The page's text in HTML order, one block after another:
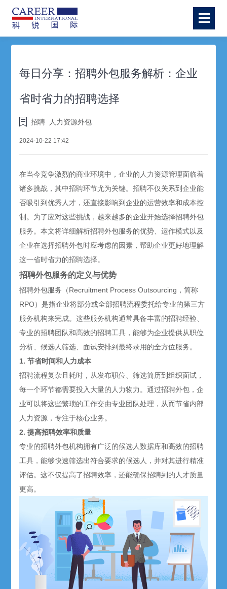
每日分享：招聘外包服务解析：企业
省时省力的招聘选择
招聘 人力资源外包
2024-10-22 17:42
在当今竞争激烈的商业环境中，企业的人力资源管理面临着
诸多挑战，其中招聘环节尤为关键。招聘不仅关系到企业能
否吸引到优秀人才，还直接影响到企业的运营效率和成本控
制。为了应对这些挑战，越来越多的企业开始选择招聘外包
服务。本文将详细解析招聘外包服务的优势、运作模式以及
企业在选择招聘外包时应考虑的因素，帮助企业更好地理解
这一省时省力的招聘选择。
招聘外包服务的定义与优势
招聘外包服务（Recruitment Process Outsourcing，简称
RPO）是指企业将部分或全部招聘流程委托给专业的第三方
服务机构来完成。这些服务机构通常具备丰富的招聘经验、
专业的招聘团队和高效的招聘工具，能够为企业提供从职位
分析、候选人筛选、面试安排到最终录用的全方位服务。
1. 节省时间和人力成本
招聘流程复杂且耗时，从发布职位、筛选简历到组织面试，
每一个环节都需要投入大量的人力物力。通过招聘外包，企
业可以将这些繁琐的工作交由专业团队处理，从而节省内部
人力资源，专注于核心业务。
2. 提高招聘效率和质量
专业的招聘外包机构拥有广泛的候选人数据库和高效的招聘
工具，能够快速筛选出符合要求的候选人，并对其进行精准
评估。这不仅提高了招聘效率，还能确保招聘到的人才质量
更高。